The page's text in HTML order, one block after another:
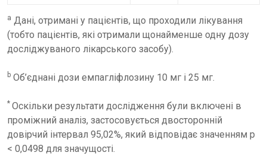
a Дані, отримані у пацієнтів, що проходили лікування
(тобто пацієнтів, які отримали щонайменше одну дозу
досліджуваного лікарського засобу).
b Об’єднані дози емпагліфлозину 10 мг і 25 мг.
* Оскільки результати дослідження були включені в
проміжний аналіз, застосовується двосторонній
довірчий інтервал 95,02%, який відповідає значенням p
< 0,0498 для значущості.